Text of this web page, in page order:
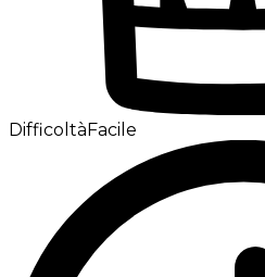
DifficoltàFacile